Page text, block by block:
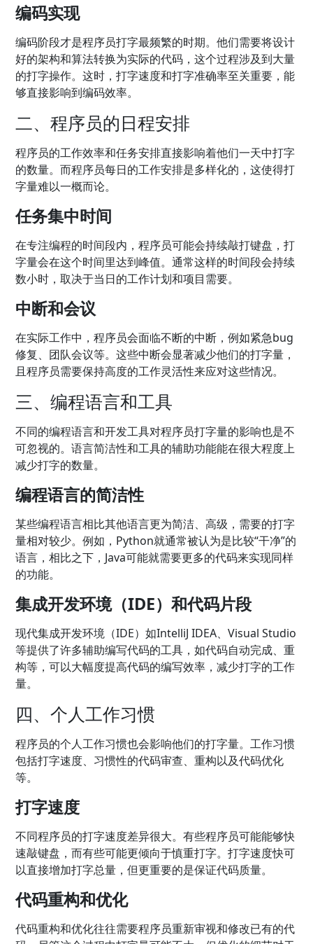
编码实现
编码阶段才是程序员打字最频繁的时期。他们需要将设计
好的架构和算法转换为实际的代码，这个过程涉及到大量
的打字操作。这时，打字速度和打字准确率至关重要，能
够直接影响到编码效率。
二、程序员的日程安排
程序员的工作效率和任务安排直接影响着他们一天中打字
的数量。而程序员每日的工作安排是多样化的，这使得打
字量难以一概而论。
任务集中时间
在专注编程的时间段内，程序员可能会持续敲打键盘，打
字量会在这个时间里达到峰值。通常这样的时间段会持续
数小时，取决于当日的工作计划和项目需要。
中断和会议
在实际工作中，程序员会面临不断的中断，例如紧急bug
修复、团队会议等。这些中断会显著减少他们的打字量，
且程序员需要保持高度的工作灵活性来应对这些情况。
三、编程语言和工具
不同的编程语言和开发工具对程序员打字量的影响也是不
可忽视的。语言简洁性和工具的辅助功能能在很大程度上
减少打字的数量。
编程语言的简洁性
某些编程语言相比其他语言更为简洁、高级，需要的打字
量相对较少。例如，Python就通常被认为是比较“干净”的
语言，相比之下，Java可能就需要更多的代码来实现同样
的功能。
集成开发环境（IDE）和代码片段
现代集成开发环境（IDE）如IntelliJ IDEA、Visual Studio
等提供了许多辅助编写代码的工具，如代码自动完成、重
构等，可以大幅度提高代码的编写效率，减少打字的工作
量。
四、个人工作习惯
程序员的个人工作习惯也会影响他们的打字量。工作习惯
包括打字速度、习惯性的代码审查、重构以及代码优化
等。
打字速度
不同程序员的打字速度差异很大。有些程序员可能能够快
速敲键盘，而有些可能更倾向于慎重打字。打字速度快可
以直接增加打字总量，但更重要的是保证代码质量。
代码重构和优化
代码重构和优化往往需要程序员重新审视和修改已有的代